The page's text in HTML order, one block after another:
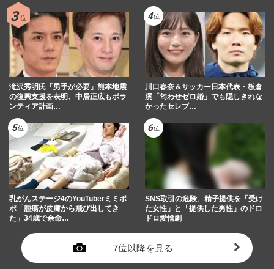
滝沢秀明氏「男手が必要」熊本地震
の復興支援を表明、中居正広もボラ
ンティア計画…
川口春奈＆サッカー日本代表・板倉
滉「匂わせゼロ婚」でも隠しきれな
かったセレブ…
乳がんステージ4のYouTuberミミポ
ポ「腫瘍が皮膚から飛び出してき
た」34歳で余命…
SNS取引の危険、精子提供を「受け
た女性」と「提供した男性」のドロ
ドロ愛憎劇
7位以降を見る